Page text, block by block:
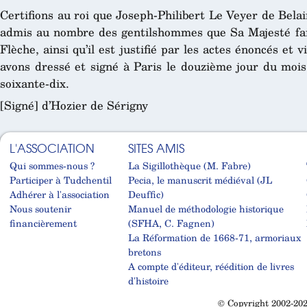
Certifions au roi que Joseph-Philibert Le Veyer de
admis au nombre des gentilshommes que Sa Majesté
Flèche, ainsi qu’il est justifié par les actes énoncés et
avons dressé et signé à Paris le douzième jour du
soixante-dix.
[Signé] d’Hozier de Sérigny
L'ASSOCIATION
Qui sommes-nous ?
Participer à Tudchentil
Adhérer à l'association
Nous soutenir
financièrement
SITES AMIS
La Sigillothèque (M. Fabre)
Pecia, le manuscrit médiéval (JL
Deuffic)
Manuel de méthodologie historique
(SFHA, C. Fagnen)
La Réformation de 1668-71, armoriaux
bretons
A compte d'éditeur, réédition de livres
d'histoire
© Copyright 2002-